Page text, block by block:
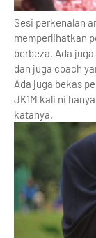
Sesi perkenalan
memperlihatkan
berbeza. Ada
dan juga coach
Ada juga bekas
JK1M kali ni
katanya.